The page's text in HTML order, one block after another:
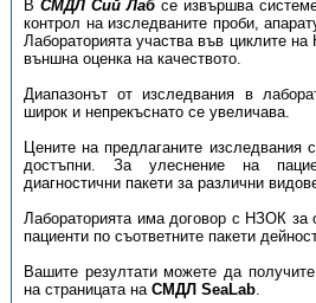
В СМДЛ Сий Лабсе извършва
контрол на изследваните проби,
Лабораторията участва във циклите
външна оценка на качеството.
Диапазонът от изследвания в
широк и непрекъснато се увеличава.
Цените на предлаганите изследвания
достъпни. За улеснение на
диагностични пакети за различни
Лабораторията има договор с НЗОК за
пациенти по съответните пакети
Вашите резултати можете да
на страницата на СМДЛ SeaLab.